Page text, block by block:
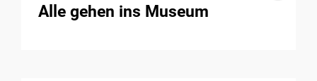
Alle gehen ins Museum